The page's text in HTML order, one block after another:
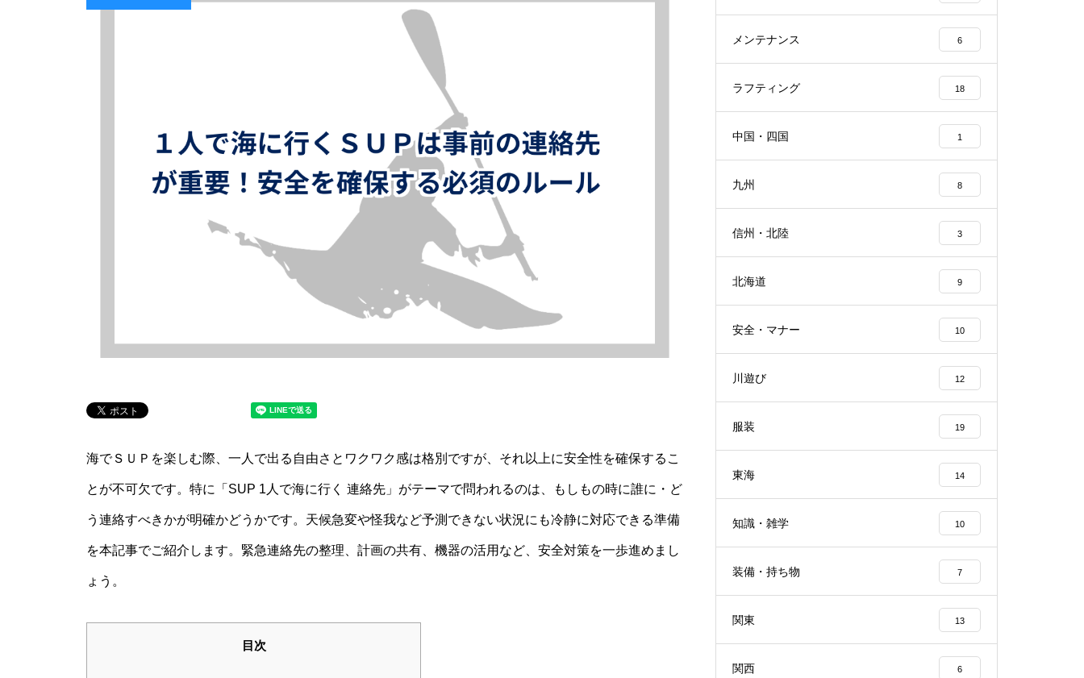
海でＳＵＰを楽しむ際、一人で出る自由さとワクワク感は格別ですが、それ以上に安全性を確保するこ
とが不可欠です。特に「SUP 1人で海に行く 連絡先」がテーマで問われるのは、もしもの時に誰に・ど
う連絡すべきかが明確かどうかです。天候急変や怪我など予測できない状況にも冷静に対応できる準備
を本記事でご紹介します。緊急連絡先の整理、計画の共有、機器の活用など、安全対策を一歩進めまし
ょう。
目次
メンテナンス 6
ラフティング 18
中国・四国 1
九州 8
信州・北陸 3
北海道 9
安全・マナー 10
川遊び 12
服装 19
東海 14
知識・雑学 10
装備・持ち物 7
関東 13
関西 6